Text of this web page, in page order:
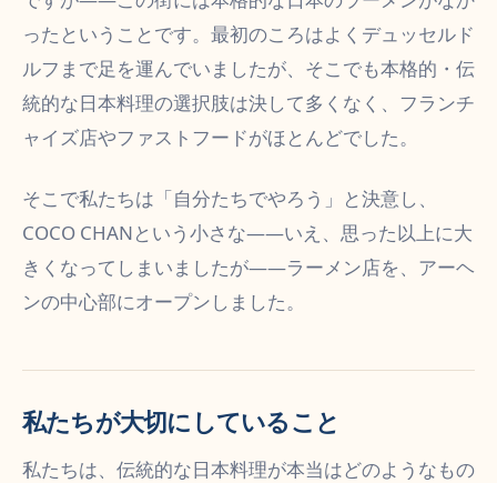
ったということです。最初のころはよくデュッセルド
ルフまで足を運んでいましたが、そこでも本格的・伝
統的な日本料理の選択肢は決して多くなく、フランチ
ャイズ店やファストフードがほとんどでした。
そこで私たちは「自分たちでやろう」と決意し、
COCO CHANという小さな――いえ、思った以上に大
きくなってしまいましたが――ラーメン店を、アーヘ
ンの中心部にオープンしました。
私たちが大切にしていること
私たちは、伝統的な日本料理が本当はどのようなもの